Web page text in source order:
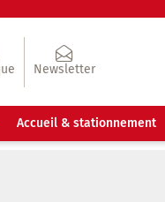
Newsletter
Accueil & stationnement